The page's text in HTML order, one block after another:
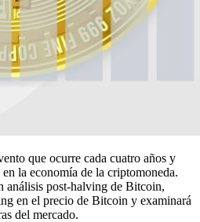
que ocurre cada cuatro años y
la economía de la criptomoneda.
análisis post-halving de Bitcoin,
en el precio de Bitcoin y examinará
del mercado.